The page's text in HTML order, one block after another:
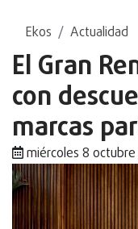
Ekos Actualidad
El Gran
con
marcas
miércoles 8 octubre